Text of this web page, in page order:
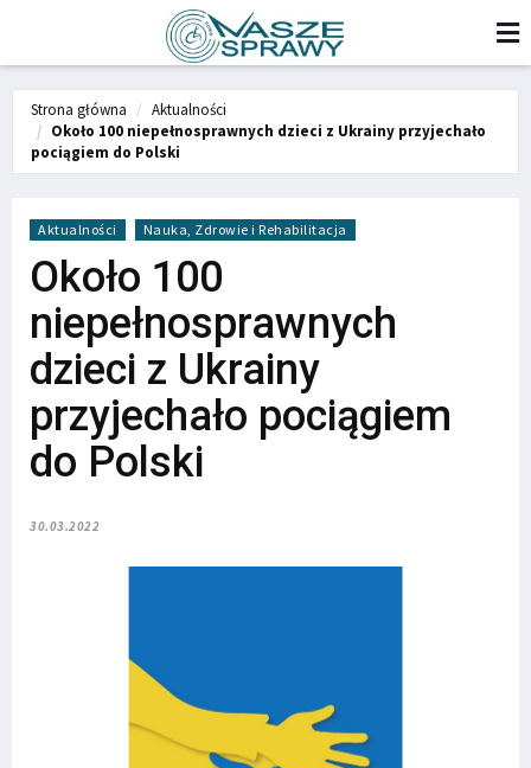
Strona główna
Aktualności
Około 100 niepełnosprawnych dzieci z Ukrainy przyjechało
pociągiem do Polski
Aktualności Nauka, Zdrowie i Rehabilitacja
Około 100
niepełnosprawnych
dzieci z Ukrainy
przyjechało pociągiem
do Polski
30.03.2022